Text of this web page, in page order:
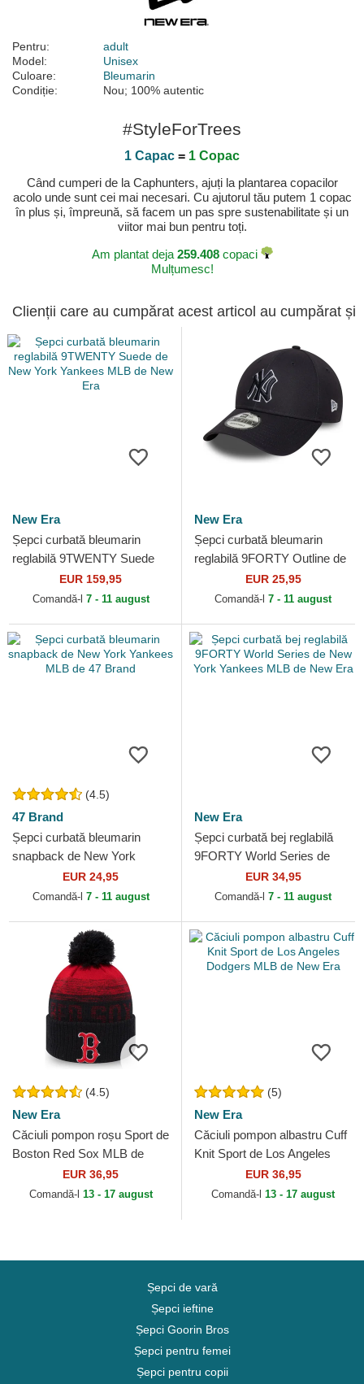
Pentru:
adult
Model:
Unisex
Culoare:
Bleumarin
Condiție:
Nou; 100% autentic
#StyleForTrees
1 Capac = 1 Copac
Când cumperi de la Caphunters, ajuți la plantarea copacilor
acolo unde sunt cei mai necesari. Cu ajutorul tău putem 1 copac
în plus și, împreună, să facem un pas spre sustenabilitate și un
viitor mai bun pentru toți.
Am plantat deja 259.408copaci
Mulțumesc!
Clienții care au cumpărat acest articol au cumpărat și
New Era
Șepci curbată bleumarin
reglabilă 9TWENTY Suede
de New York Yankees MLB
de New Era
EUR 159,95
Comandă-l 7 - 11 august
New Era
Șepci curbată bleumarin
reglabilă 9FORTY Outline de
New York Yankees MLB de
New Era
EUR 25,95
Comandă-l 7 - 11 august
(4.5)
47 Brand
Șepci curbată bleumarin
snapback de New York
Yankees MLB de 47 Brand
EUR 24,95
Comandă-l 7 - 11 august
New Era
Șepci curbată bej reglabilă
9FORTY World Series de
New York Yankees MLB de
New Era
EUR 34,95
Comandă-l 7 - 11 august
(4.5)
New Era
Căciuli pompon roșu Sport de
Boston Red Sox MLB de
EUR 36,95
Comandă-l 13 - 17 august
(5)
New Era
Căciuli pompon albastru Cuff
Knit Sport de Los Angeles
Dodgers MLB de New Era
EUR 36,95
Comandă-l 13 - 17 august
Șepci de vară
Șepci ieftine
Șepci Goorin Bros
Șepci pentru femei
Șepci pentru copii